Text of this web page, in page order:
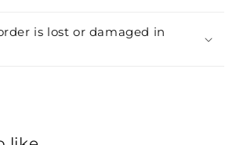
is lost or damaged in